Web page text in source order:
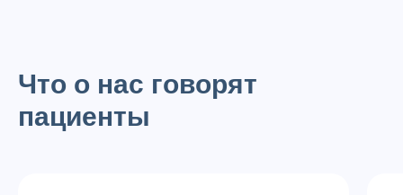
Что о нас говорят
пациенты